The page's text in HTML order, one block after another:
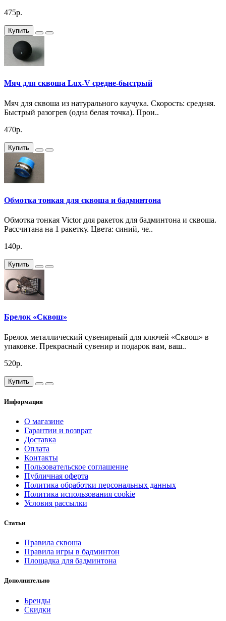
475р.
Купить
Мяч для сквоша Lux-V средне-быстрый
Мяч для сквоша из натурального каучука. Скорость: средняя.
Быстрый разогрев (одна белая точка). Прои..
470р.
Купить
Обмотка тонкая для сквоша и бадминтона
Обмотка тонкая Victor для ракеток для бадминтона и сквоша.
Рассчитана на 1 ракетку. Цвета: синий, че..
140р.
Купить
Брелок «Сквош»
Брелок металлический сувенирный для ключей «Сквош» в
упаковке. Прекрасный сувенир и подарок вам, ваш..
520р.
Купить
Информация
О магазине
Гарантии и возврат
Доставка
Оплата
Контакты
Пользовательское соглашение
Публичная оферта
Политика обработки персональных данных
Политика использования cookie
Условия рассылки
Статьи
Правила сквоша
Правила игры в бадминтон
Площадка для бадминтона
Дополнительно
Бренды
Скидки